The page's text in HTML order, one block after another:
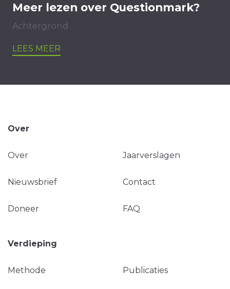
Meer lezen over Questionmark?
Achtergrond
LEES MEER
Over
Over Jaarverslagen
Nieuwsbrief Contact
Doneer FAQ
Verdieping
Methode Publicaties